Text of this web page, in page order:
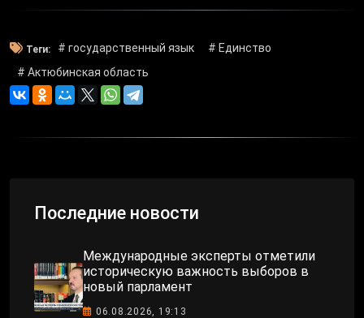
Теги: # государственный язык
# Единство
# Актюбинская область
Последние новости
Международные эксперты отметили
историческую важность выборов в
новый парламент
06.08.2026, 19:13